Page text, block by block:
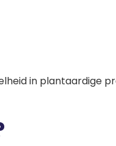
in plantaardige